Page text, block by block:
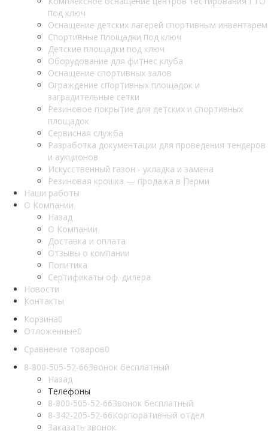
под ключ
Оснащение детских лагерей спортивным инвентарем
Спортивные площадки под ключ
Детские площадки под ключ
Оборудование для фитнес клуба
Оснащение спортивных залов
Ограждение спортивных площадок и
заградительные сетки
Резиновое покрытие для детских и спортивных
площадок
Сервисная служба
Разработка документации для проведения тендеров
и аукционов
Искусственный газон - укладка и замена
Резиновая крошка — продажа в Перми
Наши работы
О Компании
Назад
О Компании
Доставка и оплата
Отзывы о компании
Политика
Сертификаты оф. дилера
Новости
Контакты
Корзина0
Отложенные0
Сравнение товаров0
8-800-505-52-66Звонок бесплатный
Назад
Телефоны
8-800-505-52-66Звонок бесплатный
8-342-205-52-66Корпоративный отдел
Заказать звонок